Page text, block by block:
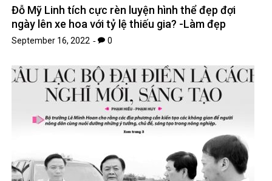
Đỗ Mỹ Linh tích cực rèn luyện hình thể đẹp đợi
ngày lên xe hoa với tỷ lệ thiếu gia? -Làm đẹp
September 16, 2022 0